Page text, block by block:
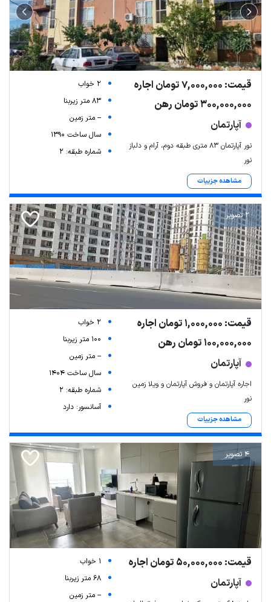
قیمت: 7,000,000 تومان اجاره
300,000,000 تومان رهن
آپارتمان
نور آپارتمان 83 متری طبقه دوم، آرام و دلباز
نور
مشاهده جزییات
2 خواب
83 متر زیربنا
-- متر زمین
سال ساخت 1390
شماره طبقه: 2
2 تصویر
قیمت: 1,000,000 تومان اجاره
100,000,000 تومان رهن
آپارتمان
اجاره آپارتمان و فروش آپارتمان و ویلا زمین
نور
مشاهده جزییات
2 خواب
100 متر زیربنا
-- متر زمین
سال ساخت 1404
شماره طبقه: 2
آسانسور: دارد
4 تصویر
قیمت: 50,000,000 تومان اجاره
آپارتمان
1 خواب
68 متر زیربنا
-- متر زمین